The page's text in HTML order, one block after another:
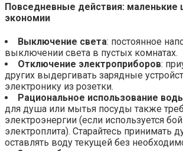
Повседневные действия: маленькие
экономии
Выключение света: постоянное
выключении света в пустых комнатах.
Отключение электроприборов:
других выдергивать зарядные
электронику из розетки.
Рациональное использование
для душа или мытья посуды также
электроэнергии (если используется
электроплита). Старайтесь принимать
оставлять воду текущей без